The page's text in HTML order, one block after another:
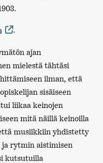
.
ajan
mielestä tähtäsi
ilman, että
sisäiseen
liikaa keinojen
mitä näillä keinoilla
musiikkiin yhdistetty
rytmin aistimisen
kutsutuilla